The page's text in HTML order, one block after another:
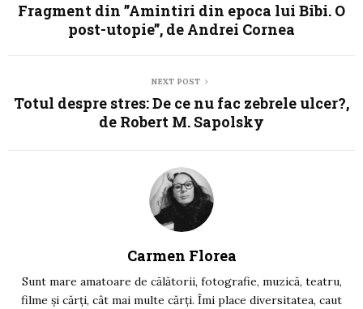
Fragment din ”Amintiri din epoca lui Bibi. O
post-utopie”, de Andrei Cornea
NEXT POST
Totul despre stres: De ce nu fac zebrele ulcer?,
de Robert M. Sapolsky
Carmen Florea
Sunt mare amatoare de călătorii, fotografie, muzică, teatru,
filme și cărți, cât mai multe cărți. Îmi place diversitatea, caut